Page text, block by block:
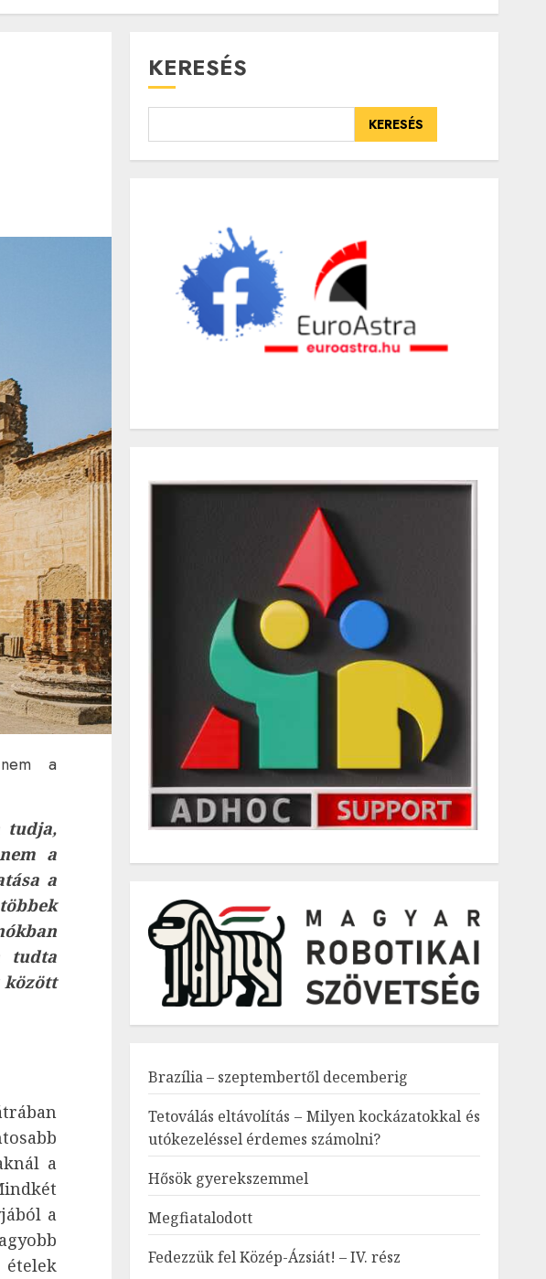
a
tudja,
a
a
tudta
a
a
KERESÉS
KERESÉS
Brazília – szeptembertől decemberig
Tetoválás eltávolítás – Milyen kockázatokkal és
utókezeléssel érdemes számolni?
Hősök gyerekszemmel
Megfiatalodott
Fedezzük fel Közép-Ázsiát! – IV. rész